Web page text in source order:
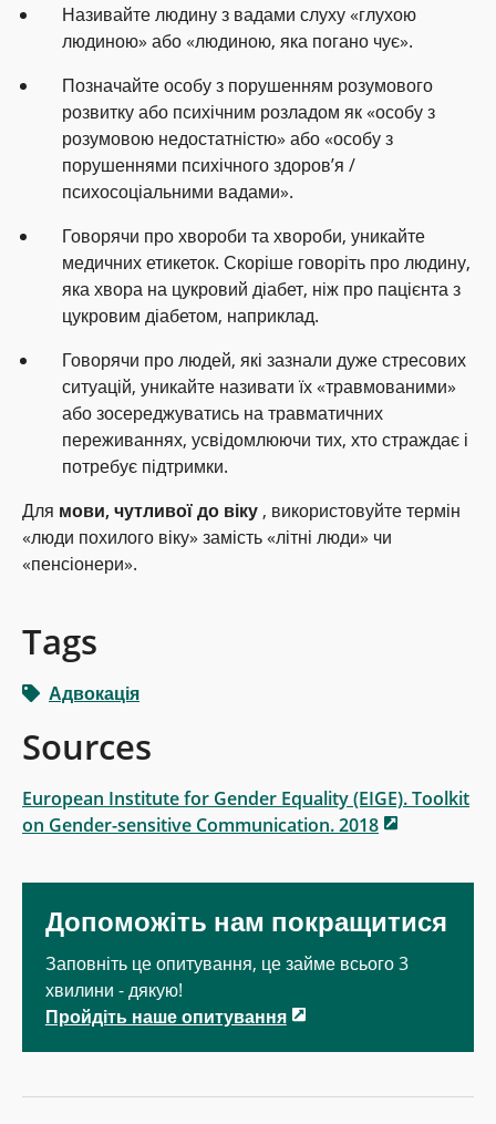
Називайте людину з вадами слуху «глухою
людиною» або «людиною, яка погано чує».
Позначайте особу з порушенням розумового
розвитку або психічним розладом як «особу з
розумовою недостатністю» або «особу з
порушеннями психічного здоров’я /
психосоціальними вадами».
Говорячи про хвороби та хвороби, уникайте
медичних етикеток. Скоріше говоріть про людину,
яка хвора на цукровий діабет, ніж про пацієнта з
цукровим діабетом, наприклад.
Говорячи про людей, які зазнали дуже стресових
ситуацій, уникайте називати їх «травмованими»
або зосереджуватись на травматичних
переживаннях, усвідомлюючи тих, хто страждає і
потребує підтримки.
Для мови, чутливої до віку , використовуйте термін
«люди похилого віку» замість «літні люди» чи
«пенсіонери».
Tags
Адвокація
Sources
European Institute for Gender Equality (EIGE). Toolkit
on Gender-sensitive Communication. 2018
Допоможіть нам покращитися
Заповніть це опитування, це займе всього 3
хвилини - дякую!
Пройдіть наше опитування